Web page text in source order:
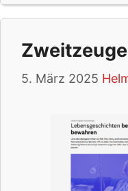
Zweitzeuge
5. März 2025